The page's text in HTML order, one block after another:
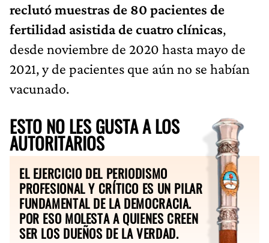
reclutó muestras de 80 pacientes de
fertilidad asistida de cuatro clínicas,
desde noviembre de 2020 hasta mayo de
2021, y de pacientes que aún no se habían
vacunado.
ESTO NO LES GUSTA A LOS
AUTORITARIOS
EL EJERCICIO DEL PERIODISMO
PROFESIONAL Y CRÍTICO ES UN PILAR
FUNDAMENTAL DE LA DEMOCRACIA.
POR ESO MOLESTA A QUIENES CREEN
SER LOS DUEÑOS DE LA VERDAD.